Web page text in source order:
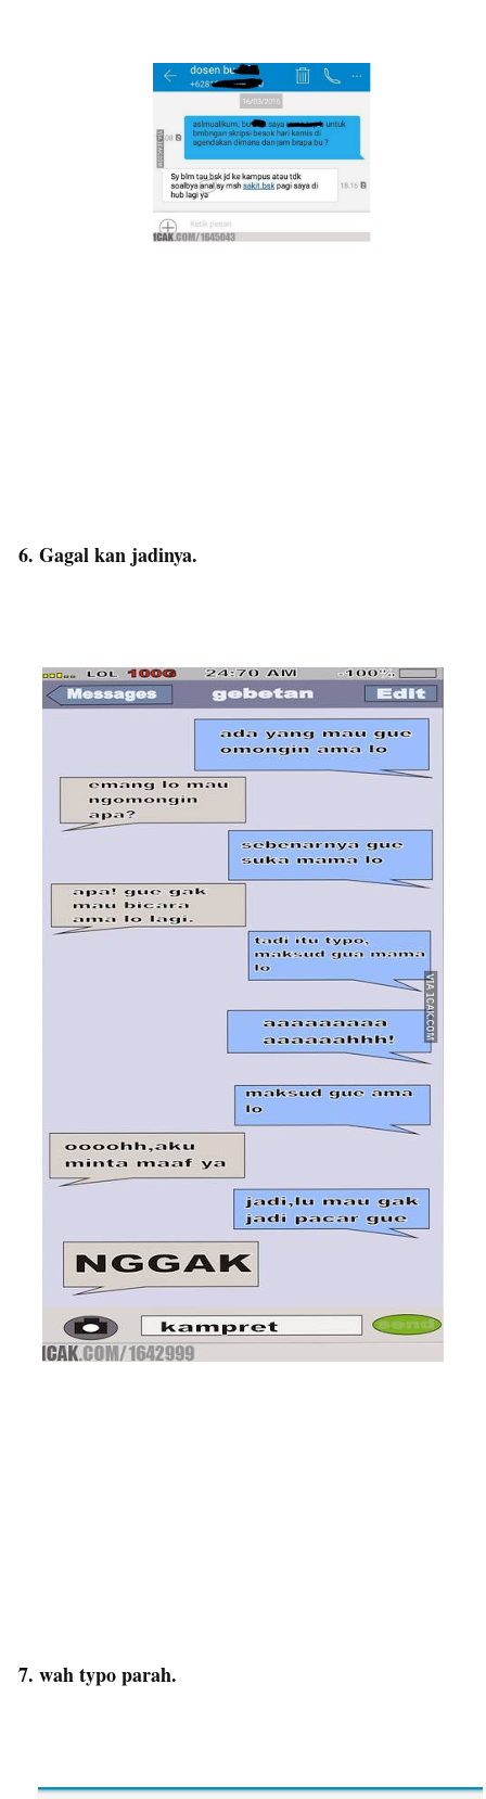
6. Gagal kan jadinya.
7. wah typo parah.